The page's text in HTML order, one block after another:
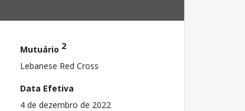
Mutuário 2
Lebanese Red Cross
Data Efetiva
4 de dezembro de 2022